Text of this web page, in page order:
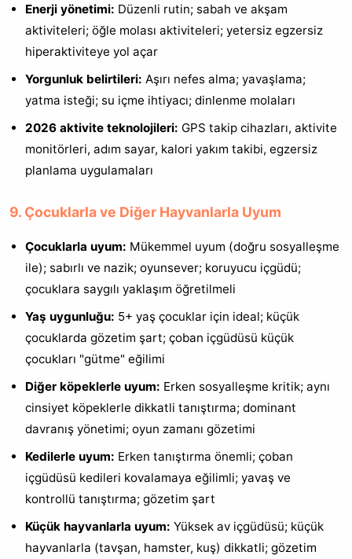
Enerji yönetimi: Düzenli rutin; sabah ve akşam
aktiviteleri; öğle molası aktiviteleri; yetersiz egzersiz
hiperaktiviteye yol açar
Yorgunluk belirtileri: Aşırı nefes alma; yavaşlama;
yatma isteği; su içme ihtiyacı; dinlenme molaları
2026 aktivite teknolojileri: GPS takip cihazları, aktivite
monitörleri, adım sayar, kalori yakım takibi, egzersiz
planlama uygulamaları
9. Çocuklarla ve Diğer Hayvanlarla Uyum
Çocuklarla uyum: Mükemmel uyum (doğru sosyalleşme
ile); sabırlı ve nazik; oyunsever; koruyucu içgüdü;
çocuklara saygılı yaklaşım öğretilmeli
Yaş uygunluğu: 5+ yaş çocuklar için ideal; küçük
çocuklarda gözetim şart; çoban içgüdüsü küçük
çocukları "gütme" eğilimi
Diğer köpeklerle uyum: Erken sosyalleşme kritik; aynı
cinsiyet köpeklerle dikkatli tanıştırma; dominant
davranış yönetimi; oyun zamanı gözetimi
Kedilerle uyum: Erken tanıştırma önemli; çoban
içgüdüsü kedileri kovalamaya eğilimli; yavaş ve
kontrollü tanıştırma; gözetim şart
Küçük hayvanlarla uyum: Yüksek av içgüdüsü; küçük
hayvanlarla (tavşan, hamster, kuş) dikkatli; gözetim